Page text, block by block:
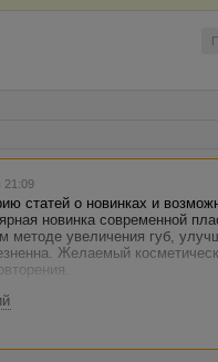
21:09
статей о новинках и
новинка современной
методе увеличения губ,
Желаемый
shop/text/12591168/
статья "Стоит